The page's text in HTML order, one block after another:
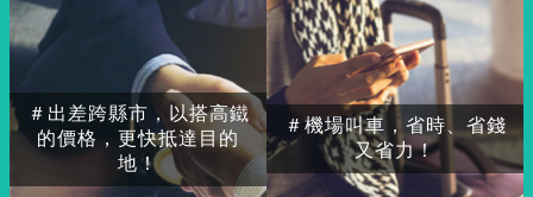
＃出差跨縣市，以搭高鐵
的價格，更快抵達目的
地！
＃機場叫車，省時、省錢
又省力！